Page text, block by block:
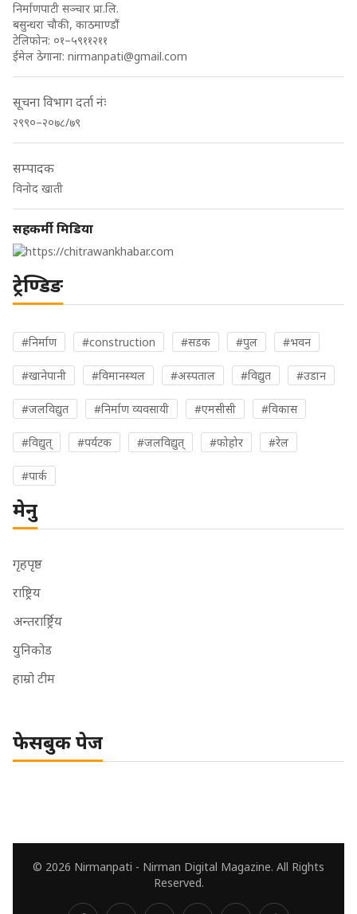
निर्माणपाटी सञ्चार प्रा.लि.
बसुन्धरा चौकी, काठमाण्डौं
टेलिफोन: ०१–५९११२११
ईमेल ठेगाना: nirmanpati@gmail.com
सूचना विभाग दर्ता नंः
२९९०–२०७८/७९
सम्पादक
विनोद खाती
सहकर्मी मिडिया
ट्रेण्डिङ
#निर्माण #construction #सडक #पुल #भवन
#खानेपानी #विमानस्थल #अस्पताल #विद्युत #उडान
#जलविद्युत #निर्माण व्यवसायी #एमसीसी #विकास
#विद्युत् #पर्यटक #जलविद्युत् #फोहोर #रेल
#पार्क
मेनु
गृहपृष्ठ
राष्ट्रिय
अन्तरार्ष्ट्रिय
युनिकोड
हाम्रो टीम
फेसबुक पेज
© 2026 Nirmanpati - Nirman Digital Magazine. All Rights
Reserved.